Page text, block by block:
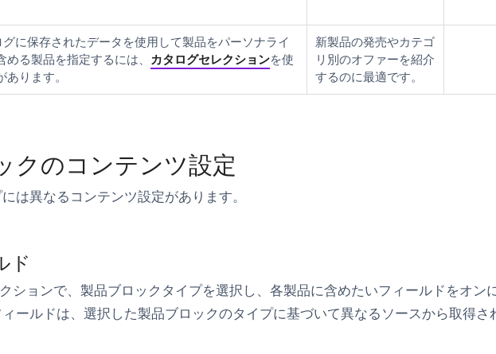
に保存されたデータを使用して製品をパーソナライ
める製品を指定するには、 カタログセレクションを使
ります。
新製品の発売やカテゴ
リ別のオファーを紹介
するのに最適です。
クのコンテンツ設定
は異なるコンテンツ設定があります。
ド
ションで、製品ブロックタイプを選択し、各製品に含めたいフィールドをオン
ールドは、選択した製品ブロックのタイプに基づいて異なるソースから取得さ